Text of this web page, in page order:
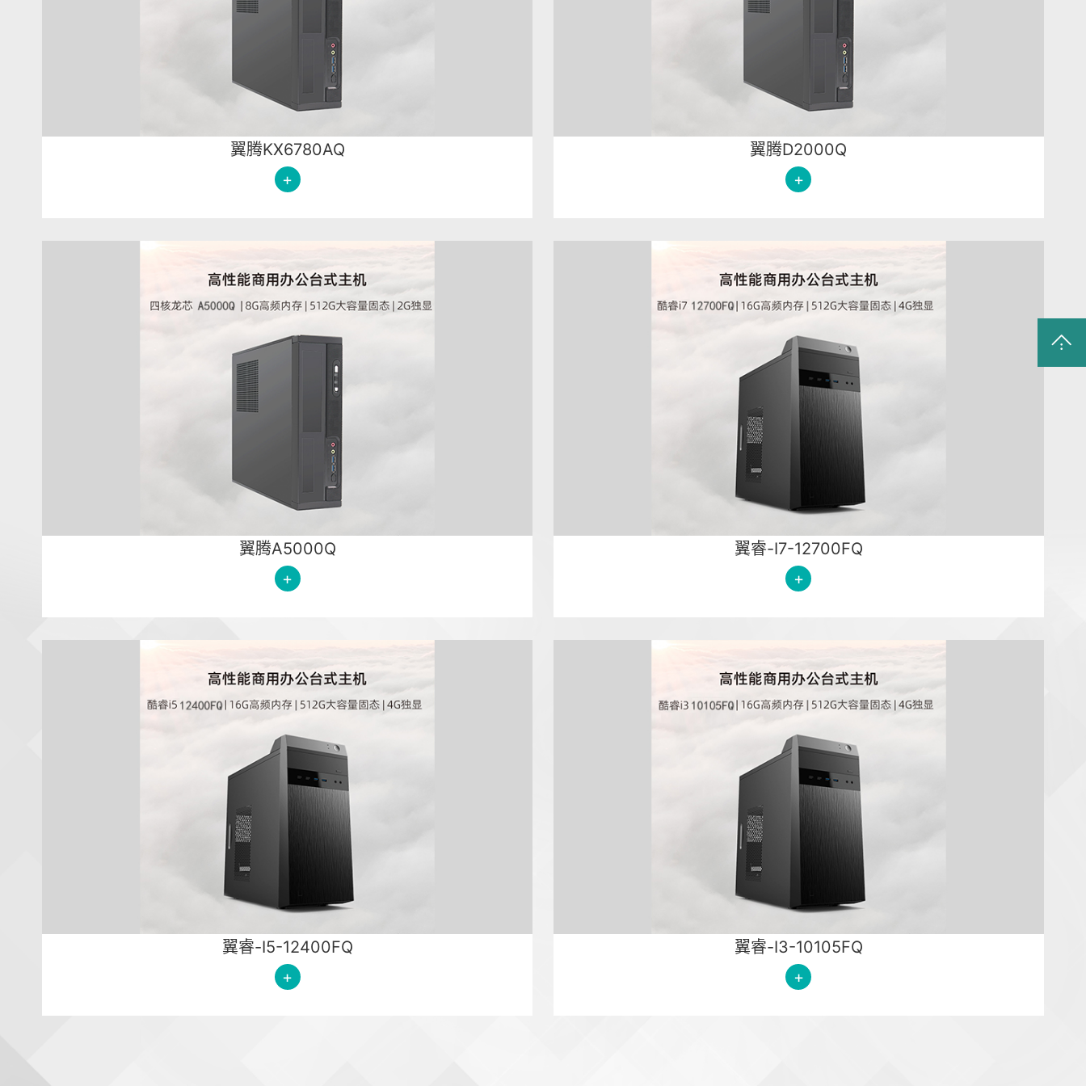
翼腾KX6780AQ
+
翼腾D2000Q
+
翼腾A5000Q
+
翼睿-I7-12700FQ
+
翼睿-I5-12400FQ
+
翼睿-I3-10105FQ
+